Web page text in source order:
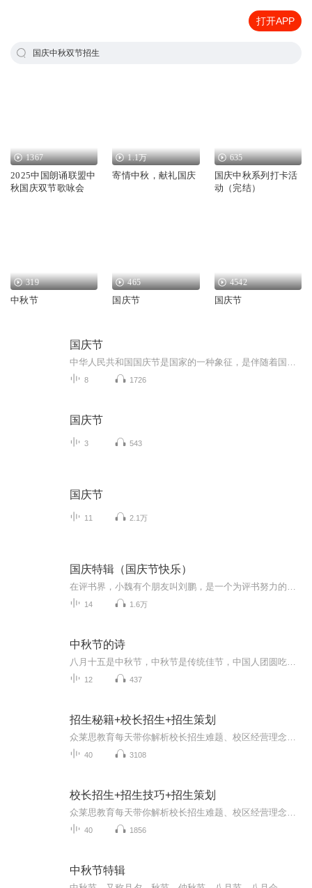
打开APP
国庆中秋双节招生
1367
2025中国朗诵联盟中
秋国庆双节歌咏会
1.1万
寄情中秋，献礼国庆
635
国庆中秋系列打卡活
动（完结）
319
中秋节
465
国庆节
4542
国庆节
国庆节
8 1726
国庆节
3 543
国庆节
11 2.1万
国庆特辑（国庆节快乐）
14 1.6万
中秋节的诗
12 437
招生秘籍+校长招生+招生策划
40 3108
校长招生+招生技巧+招生策划
40 1856
中秋节特辑